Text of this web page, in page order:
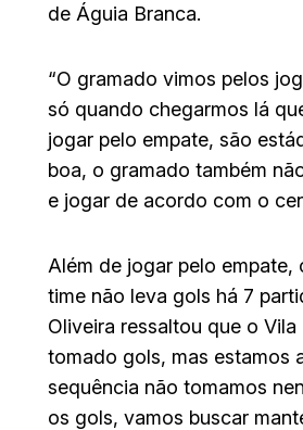
de Águia Branca.
“O gramado vimos pelos
só quando chegarmos lá
jogar pelo empate, são
boa, o gramado também
e jogar de acordo com o
Além de jogar pelo
time não leva gols há 7
Oliveira ressaltou que o
tomado gols, mas estamos
sequência não tomamos
os gols, vamos buscar